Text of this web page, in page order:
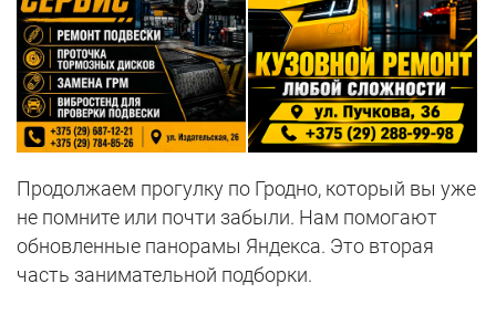
Продолжаем прогулку по Гродно, который вы уже
не помните или почти забыли. Нам помогают
обновленные панорамы Яндекса. Это вторая
часть занимательной подборки.